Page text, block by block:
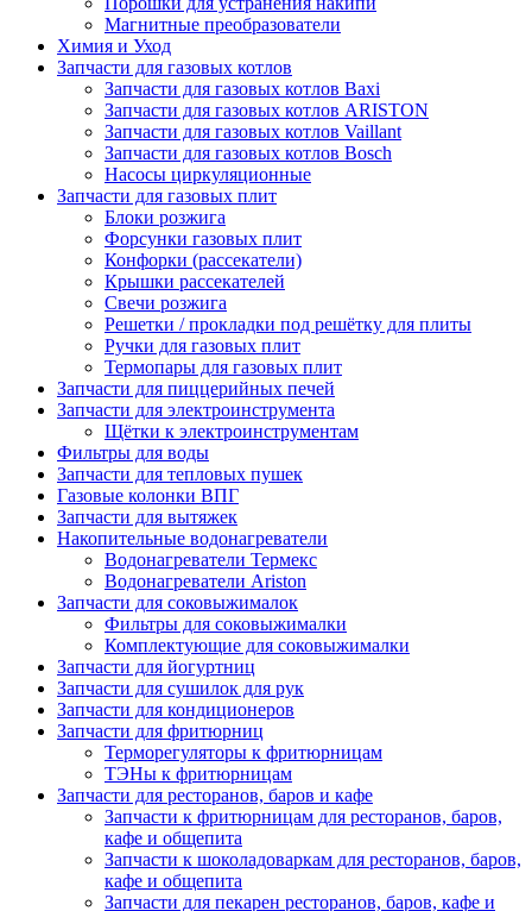
Магнитные преобразователи
Химия и Уход
Запчасти для газовых котлов
Запчасти для газовых котлов Baxi
Запчасти для газовых котлов ARISTON
Запчасти для газовых котлов Vaillant
Запчасти для газовых котлов Bosch
Насосы циркуляционные
Запчасти для газовых плит
Блоки розжига
Форсунки газовых плит
Конфорки (рассекатели)
Крышки рассекателей
Свечи розжига
Решетки / прокладки под решётку для плиты
Ручки для газовых плит
Термопары для газовых плит
Запчасти для пиццерийных печей
Запчасти для электроинструмента
Щётки к электроинструментам
Фильтры для воды
Запчасти для тепловых пушек
Газовые колонки ВПГ
Запчасти для вытяжек
Накопительные водонагреватели
Водонагреватели Термекс
Водонагреватели Ariston
Запчасти для соковыжималок
Фильтры для соковыжималки
Комплектующие для соковыжималки
Запчасти для йогуртниц
Запчасти для сушилок для рук
Запчасти для кондиционеров
Запчасти для фритюрниц
Терморегуляторы к фритюрницам
ТЭНы к фритюрницам
Запчасти для ресторанов, баров и кафе
Запчасти к фритюрницам для ресторанов, баров,
кафе и общепита
Запчасти к шоколадоваркам для ресторанов, баров,
кафе и общепита
Запчасти для пекарен ресторанов, баров, кафе и